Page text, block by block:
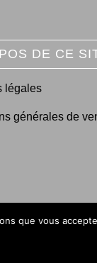
DE CE
légales
générales de
que vous